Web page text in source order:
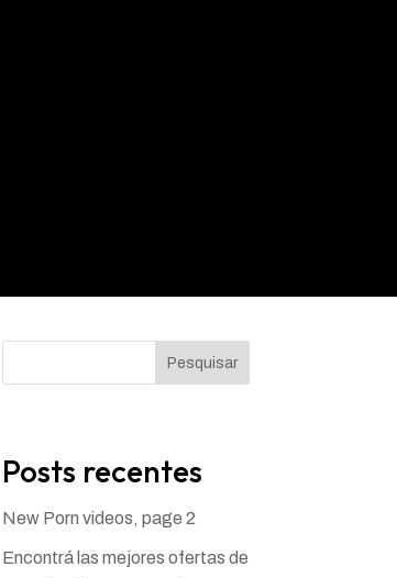
Pesquisar
Posts recentes
New Porn videos, page 2
Encontrá las mejores ofertas de